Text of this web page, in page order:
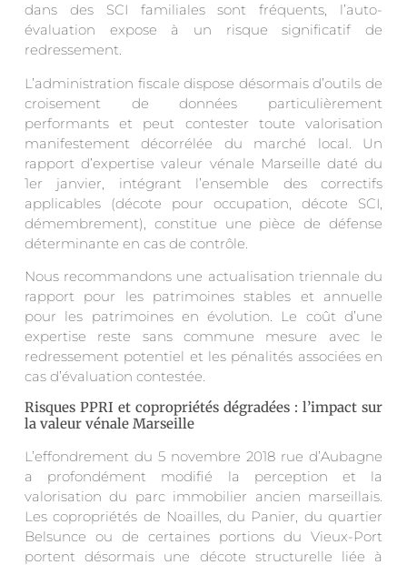
dans des SCI familiales sont fréquents, l’auto-
évaluation expose à un risque significatif de
redressement.
L’administration fiscale dispose désormais d’outils de
croisement de données particulièrement
performants et peut contester toute valorisation
manifestement décorrélée du marché local. Un
rapport d’expertise valeur vénale Marseille daté du
1er janvier, intégrant l’ensemble des correctifs
applicables (décote pour occupation, décote SCI,
démembrement), constitue une pièce de défense
déterminante en cas de contrôle.
Nous recommandons une actualisation triennale du
rapport pour les patrimoines stables et annuelle
pour les patrimoines en évolution. Le coût d’une
expertise reste sans commune mesure avec le
redressement potentiel et les pénalités associées en
cas d’évaluation contestée.
Risques PPRI et copropriétés dégradées : l’impact sur
la valeur vénale Marseille
L’effondrement du 5 novembre 2018 rue d’Aubagne
a profondément modifié la perception et la
valorisation du parc immobilier ancien marseillais.
Les copropriétés de Noailles, du Panier, du quartier
Belsunce ou de certaines portions du Vieux-Port
portent désormais une décote structurelle liée à